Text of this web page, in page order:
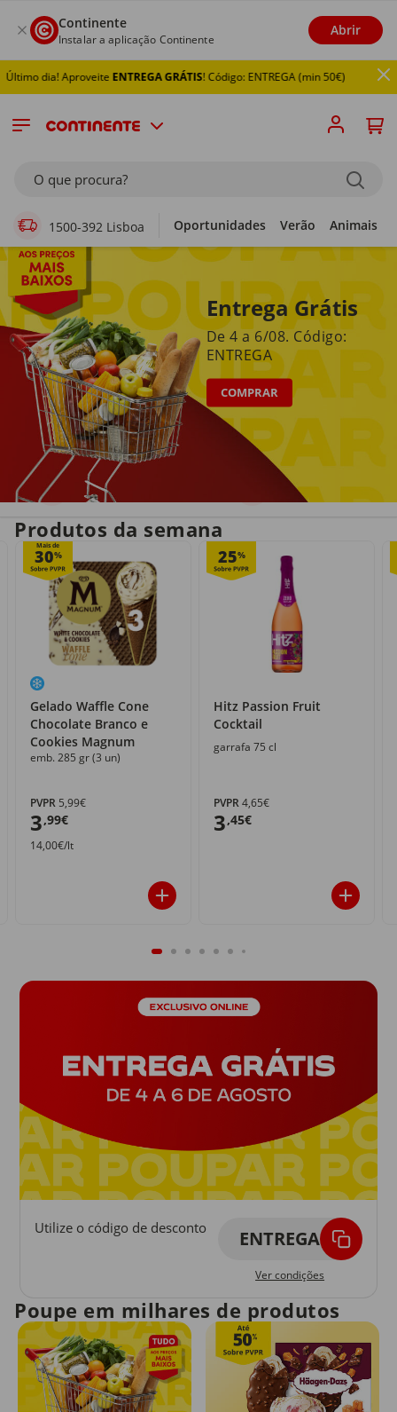
Continente
Instalar a aplicação Continente
Abrir
AproveiteENTREGA GRÁTIS! Código: ENTREGA (min 50€)
O que procura?
1500-392 Lisboa Oportunidades Verão Animais
Supermercado Online
Entrega Grátis
De 4 a 6/08. Código:
ENTREGA
COMPRAR
Entrega em casa
no próprio dia
Recolha grátis
com o Click&Go
Produtos da semana
Mais de
30%
Gelado Waffle Cone
Chocolate Branco e
Cookies Magnum
emb. 285 gr (3 un)
PVPR 5,99€
3,99€
14,00€/lt
25%
Hitz Passion Fruit
Cocktail
garrafa 75 cl
PVPR4,65€
3,45€
Utilize o código de desconto ENTREGA
Ver condições
Poupe em milhares de produtos